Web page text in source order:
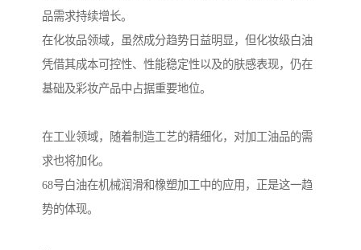
品需求持续增长。
在化妆品领域，虽然成分趋势日益明显，但化妆级白油
凭借其成本可控性、性能稳定性以及的肤感表现，仍在
基础及彩妆产品中占据重要地位。
在工业领域，随着制造工艺的精细化，对加工油品的需
求也将加化。
68号白油在机械润滑和橡塑加工中的应用，正是这一趋
势的体现。